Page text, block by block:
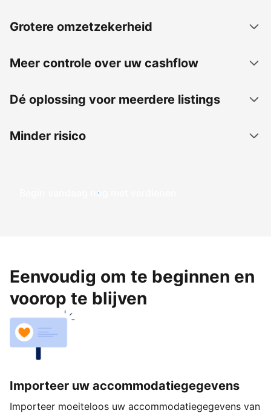
Grotere omzetzekerheid
Meer controle over uw cashflow
Dé oplossing voor meerdere listings
Minder risico
Begin vandaag nog met verdienen
Eenvoudig om te beginnen en
voorop te blijven
Importeer uw accommodatiegegevens
Importeer moeiteloos uw accommodatiegegevens van